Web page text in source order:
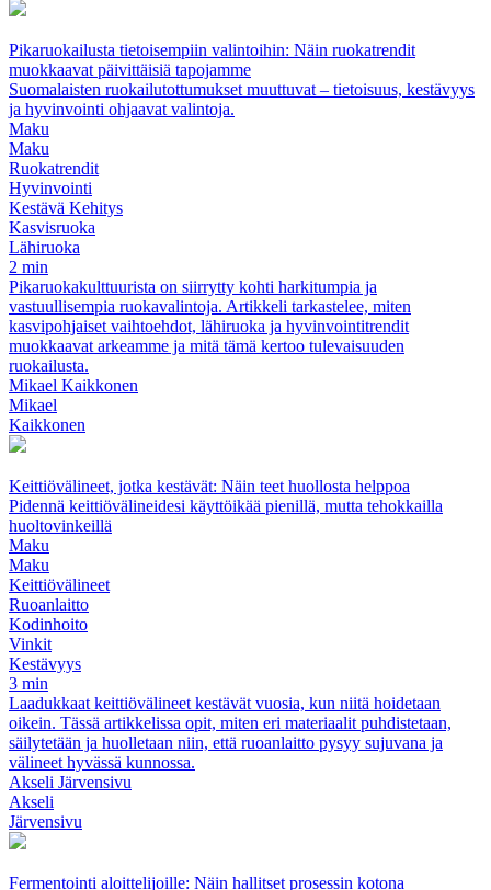
Pikaruokailusta tietoisempiin valintoihin: Näin ruokatrendit
muokkaavat päivittäisiä tapojamme
Suomalaisten ruokailutottumukset muuttuvat – tietoisuus, kestävyys
ja hyvinvointi ohjaavat valintoja.
Maku
Maku
Ruokatrendit
Hyvinvointi
Kestävä Kehitys
Kasvisruoka
Lähiruoka
2 min
Pikaruokakulttuurista on siirrytty kohti harkitumpia ja
vastuullisempia ruokavalintoja. Artikkeli tarkastelee, miten
kasvipohjaiset vaihtoehdot, lähiruoka ja hyvinvointitrendit
muokkaavat arkeamme ja mitä tämä kertoo tulevaisuuden
ruokailusta.
Mikael Kaikkonen
Mikael
Kaikkonen
Keittiövälineet, jotka kestävät: Näin teet huollosta helppoa
Pidennä keittiövälineidesi käyttöikää pienillä, mutta tehokkailla
huoltovinkeillä
Maku
Maku
Keittiövälineet
Ruoanlaitto
Kodinhoito
Vinkit
Kestävyys
3 min
Laadukkaat keittiövälineet kestävät vuosia, kun niitä hoidetaan
oikein. Tässä artikkelissa opit, miten eri materiaalit puhdistetaan,
säilytetään ja huolletaan niin, että ruoanlaitto pysyy sujuvana ja
välineet hyvässä kunnossa.
Akseli Järvensivu
Akseli
Järvensivu
Fermentointi aloittelijoille: Näin hallitset prosessin kotona